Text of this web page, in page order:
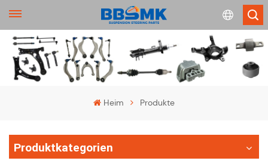
English
français
Heim Produkte
Produktkategorien